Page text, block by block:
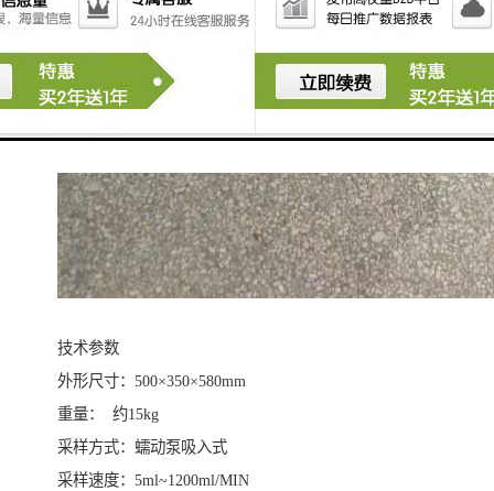
技术参数
外形尺寸：500×350×580mm
重量： 约15kg
采样方式：蠕动泵吸入式
采样速度：5ml~1200ml/MIN